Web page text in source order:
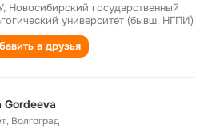
Новосибирский государственный
университет (бывш. НГПИ)
в друзья
Gordeeva
, Волгоград